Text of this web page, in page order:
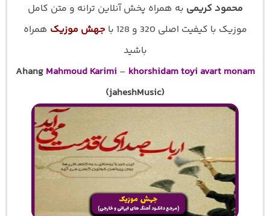
محمود کریمی به همراه پخش آنلاین ترانه و متن کامل
موزیک با کیفیت اصلی 320 و 128 با
جهش موزیک همراه
باشید
Ahang Mahmoud Karimi – khorshidam toyi avart monam
(jaheshMusic)